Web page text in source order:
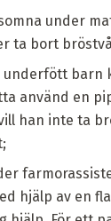
under
ta bort
underfött barn
använd en
han inte ta
hjälp av en